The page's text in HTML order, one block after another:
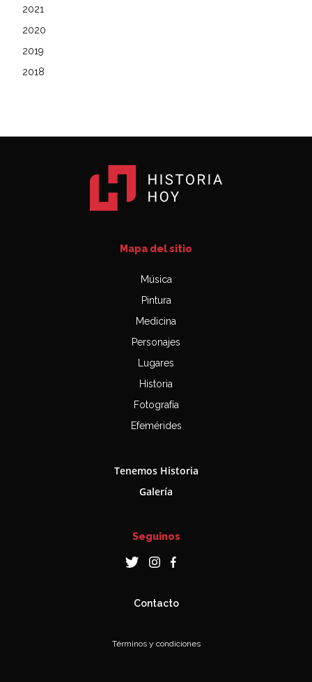
2021
2020
2019
2018
Mapa del sitio
Música
Pintura
Medicina
Personajes
Lugares
Historia
Fotografía
Efemérides
Tenemos Historia
Galería
Seguinos
Contacto
Términos y condiciones